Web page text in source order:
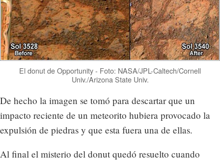
El donut de Opportunity - Foto: NASA/JPL-Caltech/Cornell
Univ./Arizona State Univ.
De hecho la imagen se tomó para descartar que un
impacto reciente de un meteorito hubiera provocado la
expulsión de piedras y que esta fuera una de ellas.
Al final el misterio del donut quedó resuelto cuando